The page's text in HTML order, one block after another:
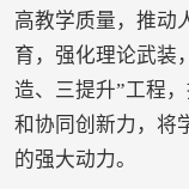
高教学质量，推动
育，强化理论武装
造、三提升”工程
和协同创新力，将
的强大动力。